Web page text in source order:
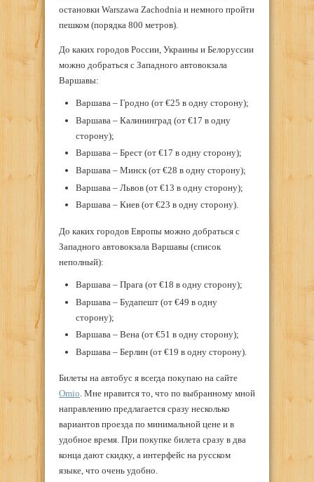
остановки Warszawa Zachodnia и немного пройти
пешком (порядка 800 метров).
До каких городов России, Украины и Белоруссии
можно добраться с Западного автовокзала
Варшавы:
Варшава – Гродно (от €25 в одну сторону);
Варшава – Калининград (от €17 в одну
сторону);
Варшава – Брест (от €17 в одну сторону);
Варшава – Минск (от €28 в одну сторону);
Варшава – Львов (от €13 в одну сторону);
Варшава – Киев (от €23 в одну сторону).
До каких городов Европы можно добраться с
Западного автовокзала Варшавы (список
неполный):
Варшава – Прага (от €18 в одну сторону);
Варшава – Будапешт (от €49 в одну
сторону);
Варшава – Вена (от €51 в одну сторону);
Варшава – Берлин (от €19 в одну сторону).
Билеты на автобус я всегда покупаю на сайте
Omio. Мне нравится то, что по выбранному мной
направлению предлагается сразу несколько
вариантов проезда по минимальной цене и в
удобное время. При покупке билета сразу в два
конца дают скидку, а интерфейс на русском
языке, что очень удобно.